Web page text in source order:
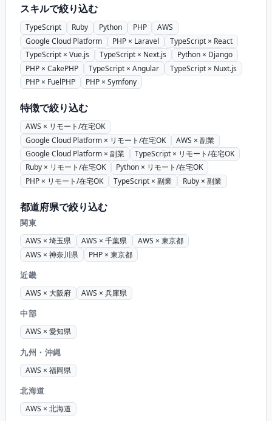
スキルで絞り込む
TypeScript Ruby Python PHP
AWS
Google Cloud Platform
PHP × Laravel
TypeScript × React
TypeScript × Vue.js
TypeScript × Next.js
Python × Django
PHP × CakePHP
TypeScript × Angular
TypeScript × Nuxt.js
PHP × FuelPHP
PHP × Symfony
特徴で絞り込む
AWS × リモート/在宅OK
Google Cloud Platform × リモート/在宅OK
AWS × 副業
Google Cloud Platform × 副業
TypeScript × リモート/在宅OK
Ruby × リモート/在宅OK
Python × リモート/在宅OK
PHP × リモート/在宅OK
TypeScript × 副業 Ruby × 副業
都道府県で絞り込む
関東
AWS × 埼玉県 AWS × 千葉県
AWS × 東京都
AWS × 神奈川県
PHP × 東京都
近畿
AWS × 大阪府 AWS × 兵庫県
中部
AWS × 愛知県
九州・沖縄
AWS × 福岡県
北海道
AWS × 北海道